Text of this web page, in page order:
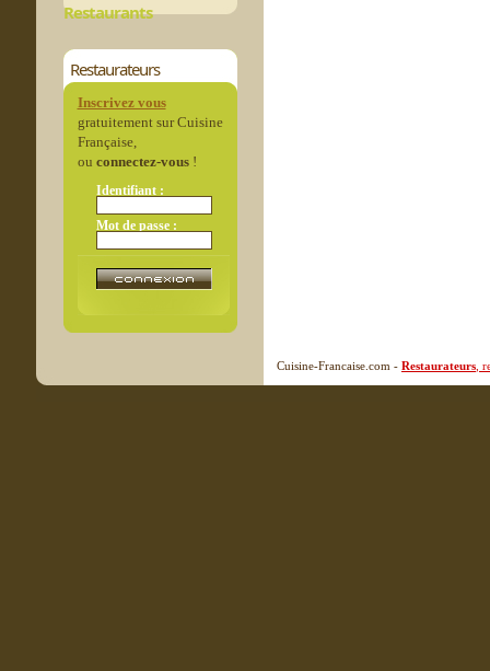
Restaurants
Restaurateurs
Inscrivez vous
gratuitement sur Cuisine
Française,
ou connectez-vous!
Identifiant :
Mot de passe :
Cuisine-Francaise.com - Restaurateurs ,